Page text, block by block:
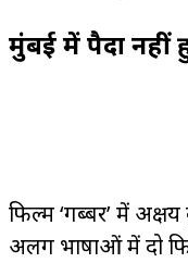
मुंबई में पैदा नहीं
फिल्म ‘गब्बर’ में
अलग भाषाओं में दो